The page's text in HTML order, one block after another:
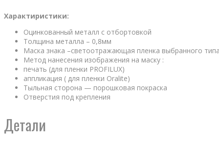
Характиристики:
Оцинкованный металл с отбортовкой
Толщина металла – 0,8мм
Маска знака –светоотражающая пленка выбранного
Метод нанесения изображения на маску :
печать (для пленки PROFILUX)
аппликация ( для пленки Oralite)
Тыльная сторона — порошковая покраска
Отверстия под крепления
Детали